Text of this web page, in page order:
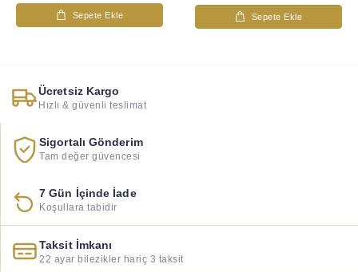
Sepete Ekle Sepete Ekle
Ücretsiz Kargo
Hızlı & güvenli teslimat
Sigortalı Gönderim
Tam değer güvencesi
7 Gün İçinde İade
Koşullara tabidir
Taksit İmkanı
22 ayar bilezikler hariç 3 taksit